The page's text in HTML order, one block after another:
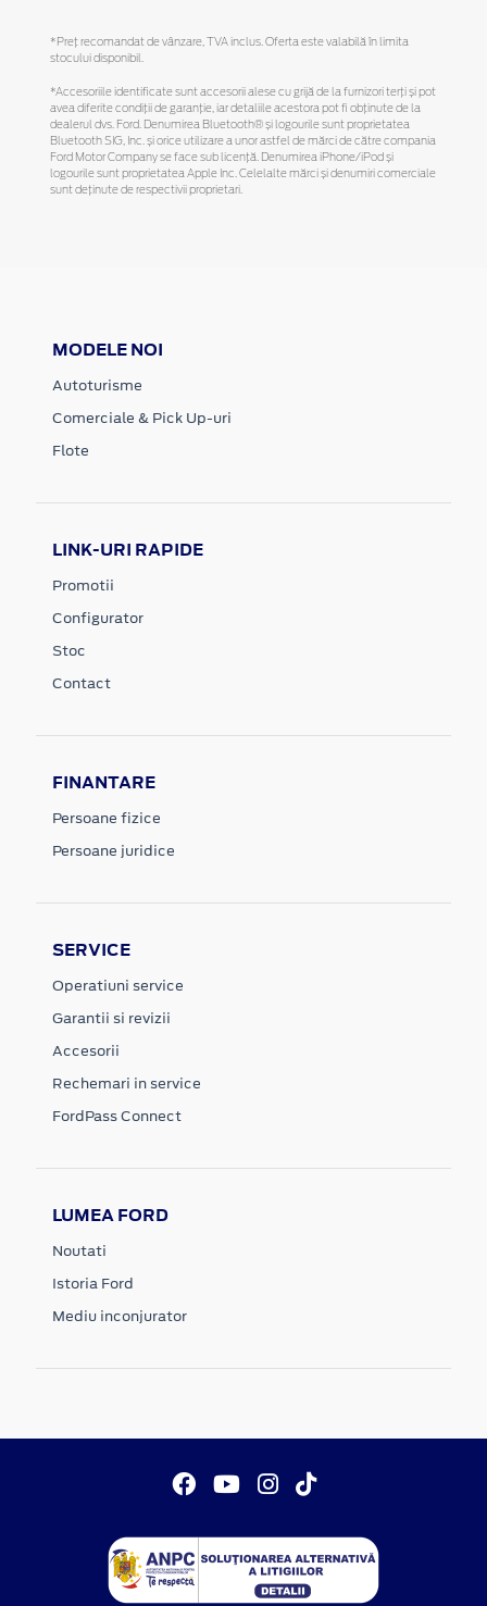
*Preţ recomandat de vânzare, TVA inclus. Oferta este valabilă în limita
stocului disponibil.
*Accesoriile identificate sunt accesorii alese cu grijă de la furnizori terți și pot
avea diferite condiții de garanție, iar detaliile acestora pot fi obținute de la
dealerul dvs. Ford. Denumirea Bluetooth® și logourile sunt proprietatea
Bluetooth SIG, Inc. și orice utilizare a unor astfel de mărci de către compania
Ford Motor Company se face sub licență. Denumirea iPhone/iPod și
logourile sunt proprietatea Apple Inc. Celelalte mărci și denumiri comerciale
sunt deținute de respectivii proprietari.
MODELE NOI
Autoturisme
Comerciale & Pick Up-uri
Flote
LINK-URI RAPIDE
Promotii
Configurator
Stoc
Contact
FINANTARE
Persoane fizice
Persoane juridice
SERVICE
Operatiuni service
Garantii si revizii
Accesorii
Rechemari in service
FordPass Connect
LUMEA FORD
Noutati
Istoria Ford
Mediu inconjurator